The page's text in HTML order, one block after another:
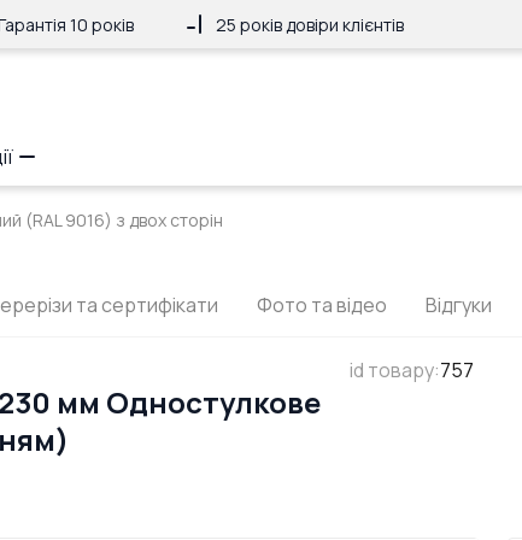
10 років 25 років довіри клієнтів
(RAL 9016) з двох сторін
та сертифікати Фото та відео Відгуки
id товару:757
мм Одностулкове